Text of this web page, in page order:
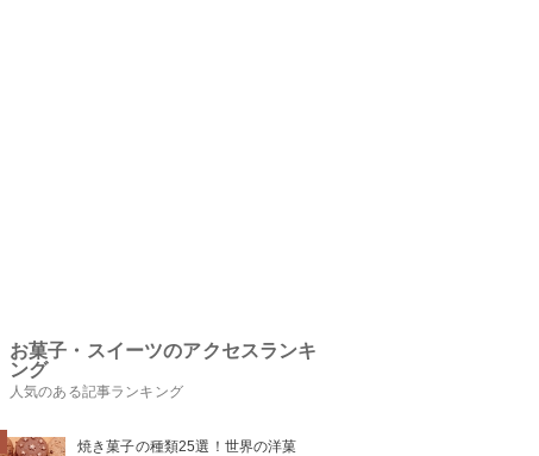
お菓子・スイーツのアクセスランキ
ング
人気のある記事ランキング
焼き菓子の種類25選！世界の洋菓